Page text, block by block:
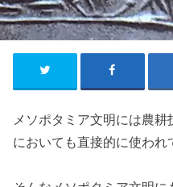
メソポタミア文明には農
においても直接的に使われ